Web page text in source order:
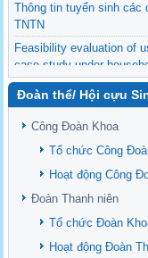
Thông tin tuyển sinh các
TNTN
Feasibility evaluation of
case study under
Delta
Sediment properties in
upstream Mekong Delta
Danh mục tạp chí xuất
Danh Mục các Đề Tài
Văn bản - Quy định
Ban chấp hành Đảng bộ
Đoàn thể/ Hội cựu
Công Đoàn Khoa
Tổ chức Công
Hoạt động Công
Đoàn Thanh niên
Tổ chức Đoàn
Hoạt động Đoàn